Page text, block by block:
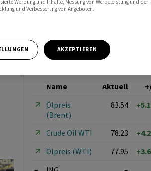
Name Aktuell
Ölpreis
(Brent)
83.54
Crude Oil WTI 78.23
Ölpreis (WTI)
77.95
Werbung und Inhalte, Messung von Werbeleistung und der
und Verbesserung von Angeboten.
AKZEPTIEREN